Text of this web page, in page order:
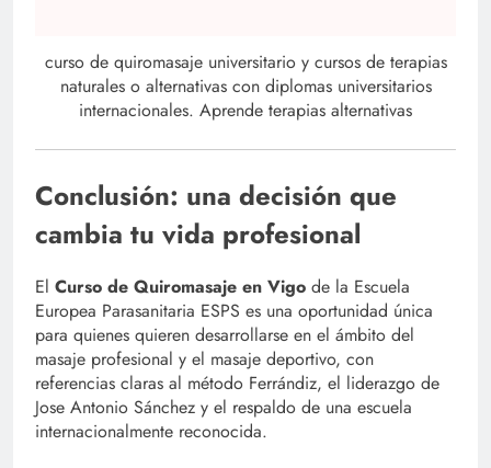
curso de quiromasaje universitario y cursos de terapias
naturales o alternativas con diplomas universitarios
internacionales. Aprende terapias alternativas
Conclusión: una decisión que
cambia tu vida profesional
El Curso de Quiromasaje en Vigo de la Escuela
Europea Parasanitaria ESPS es una oportunidad única
para quienes quieren desarrollarse en el ámbito del
masaje profesional y el masaje deportivo, con
referencias claras al método Ferrándiz, el liderazgo de
Jose Antonio Sánchez y el respaldo de una escuela
internacionalmente reconocida.